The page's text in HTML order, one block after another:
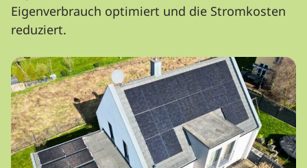
Eigenverbrauch optimiert und die Stromkosten
reduziert.